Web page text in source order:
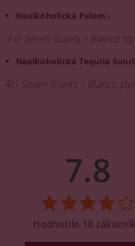
Nealkoholická Paloma
4 cl Seven Giants – Blanco
Nealkoholická Tequila
4cl Seven Giants – Blanco
7.8
Hodnotilo 10